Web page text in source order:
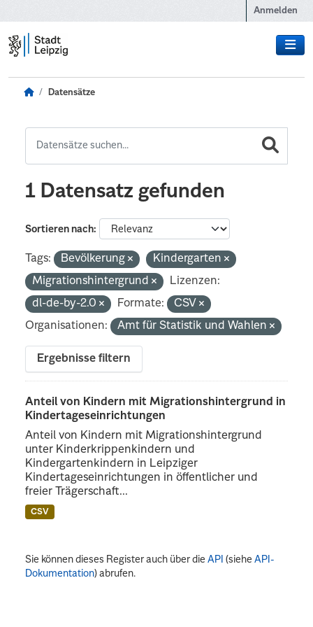
Anmelden
Datensätze
1 Datensatz gefunden
Sortieren nach
Tags: Bevölkerung
Kindergarten
Migrationshintergrund
Lizenzen:
dl-de-by-2.0
Formate:
CSV
Organisationen:
Amt für Statistik und Wahlen
Ergebnisse filtern
Anteil von Kindern mit Migrationshintergrund in
Kindertageseinrichtungen
Anteil von Kindern mit Migrationshintergrund
unter Kinderkrippenkindern und
Kindergartenkindern in Leipziger
Kindertageseinrichtungen in öffentlicher und
freier Trägerschaft...
CSV
Sie können dieses Register auch über dieAPI (sieheAPI-
Dokumentation) abrufen.